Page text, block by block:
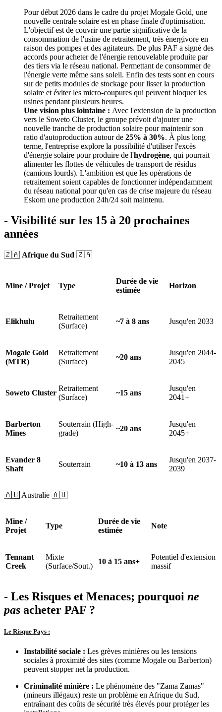
Pour début 2026 dans le cadre du projet Mogale Gold, une
nouvelle centrale solaire est en phase finale d'optimisation.
L'objectif est de couvrir une partie significative de la
consommation de l'usine de retraitement, très énergivore en
raison des pompes et des agitateurs. De plus PAF a signé des
accords pour acheter de l'énergie renouvelable produite par
des tiers via le réseau national. Permettant de consommer de
l'énergie verte même sans soleil. Enfin des tests sont en cours
sur de petits modules de stockage pour lisser la production
solaire et éviter les micro-coupures qui peuvent bloquer les
usines pendant plusieurs heures.
Une vision plus lointaine : Avec l'extension de la production
vers le Soweto Cluster, le groupe prévoit d'ajouter une
nouvelle tranche de production solaire pour maintenir son
ratio d'autoproduction autour de 25% à 30%. À plus long
terme, l'entreprise explore la possibilité d'utiliser l'excès
d'énergie solaire pour produire de l'hydrogène, qui pourrait
alimenter les flottes de véhicules de transport de résidus
(camions lourds). L'ambition est que les opérations de
retraitement soient capables de fonctionner indépendamment
du réseau national pour qu'en cas de crise majeure du réseau
Eskom une production 24h/24 soit maintenu.
- Visibilité sur les 15 à 20 prochaines
années
🇿🇦 Afrique du Sud 🇿🇦
Mine / Projet Type
Durée de vie
estimée
Horizon
Elikhulu
Retraitement
(Surface)
~7 à 8 ans Jusqu'en 2033
Mogale Gold
(MTR)
Retraitement
(Surface)
~20 ans
Jusqu'en 2044-
2045
Soweto Cluster
Retraitement
(Surface)
~15 ans
Jusqu'en
2041+
Barberton
Mines
Souterrain (High-
grade)
~20 ans
Jusqu'en
2045+
Evander 8
Shaft
Souterrain ~10 à 13 ans
Jusqu'en 2037-
2039
🇦🇺 Australie 🇦🇺
Mine /
Projet
Type
Durée de vie
estimée
Note
Tennant
Creek
Mixte
(Surface/Sout.)
10 à 15 ans+
Potentiel d'extension
massif
- Les Risques et Menaces; pourquoi ne
pas acheter PAF ?
Le Risque Pays :
Instabilité sociale : Les grèves minières ou les tensions
sociales à proximité des sites (comme Mogale ou Barberton)
peuvent stopper net la production.
Criminalité minière : Le phénomène des "Zama Zamas"
(mineurs illégaux) reste un problème en Afrique du Sud,
entraînant des coûts de sécurité très élevés pour protéger les